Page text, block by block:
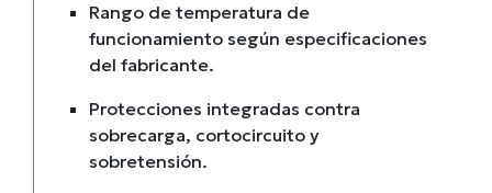
Rango de temperatura de
funcionamiento según especificaciones
del fabricante.
Protecciones integradas contra
sobrecarga, cortocircuito y
sobretensión.